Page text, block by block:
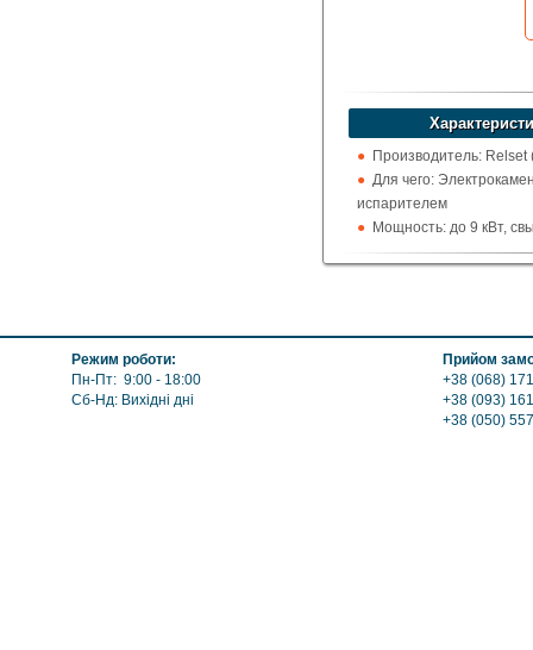
Производитель: Relset
Для чего:
испарителем
Мощность: до 9 кВт,
Отображение
Режим роботи:
Пн-Пт: 9:00 - 18:00
Сб-Нд: Вихідні дні
Прийом
+38 (068)
+38 (093)
+38 (050)